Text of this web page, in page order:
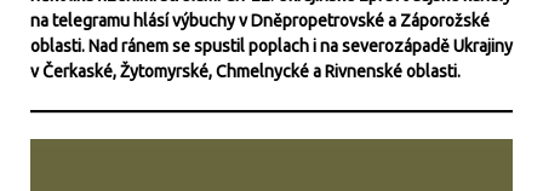
na telegramu hlásí výbuchy v Dněpropetrovské a Záporožské
oblasti. Nad ránem se spustil poplach i na severozápadě Ukrajiny
v Čerkaské, Žytomyrské, Chmelnycké a Rivnenské oblasti.